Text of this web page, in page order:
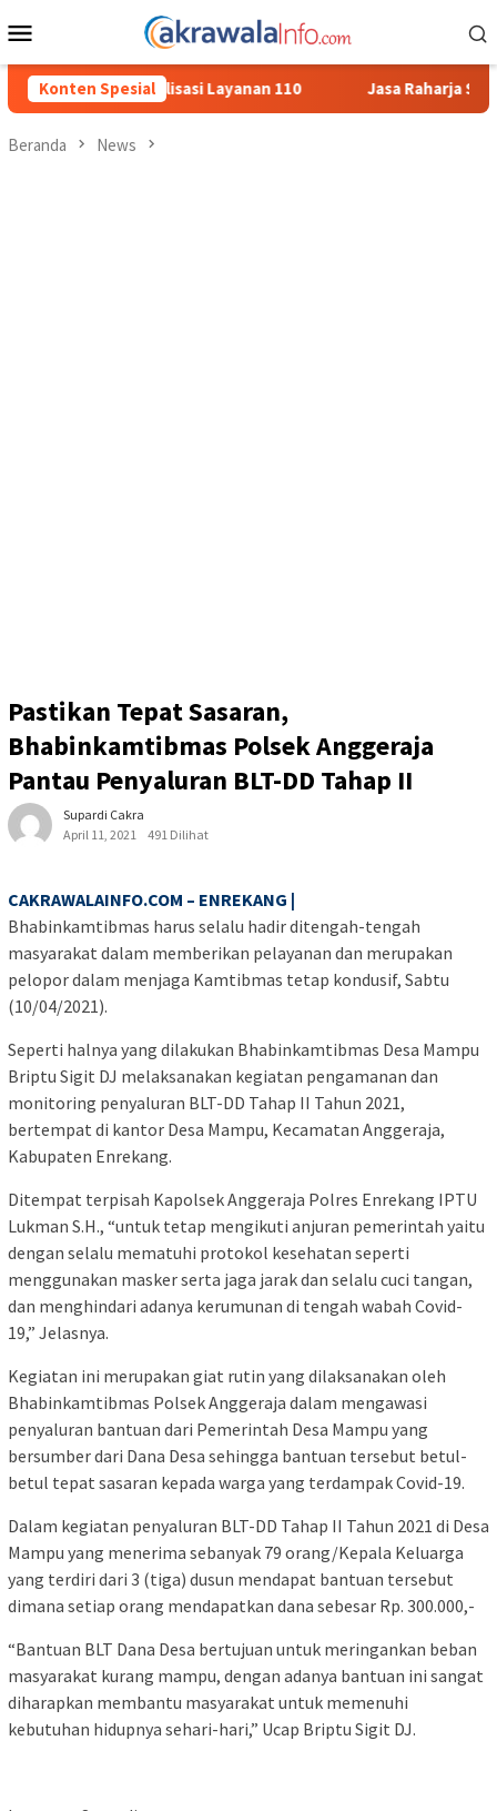
ke
Mobile
Konten Spesial
110 Jasa Raharja Serahkan Santunan kepada
Beranda News
Pastikan Tepat Sasaran,
Bhabinkamtibmas Polsek Anggeraja
Pantau Penyaluran BLT-DD Tahap II
Supardi Cakra
April 11, 2021
491 Dilihat
CAKRAWALAINFO.COM – ENREKANG |
Bhabinkamtibmas harus selalu hadir ditengah-tengah
masyarakat dalam memberikan pelayanan dan merupakan
pelopor dalam menjaga Kamtibmas tetap kondusif, Sabtu
(10/04/2021).
Seperti halnya yang dilakukan Bhabinkamtibmas Desa Mampu
Briptu Sigit DJ melaksanakan kegiatan pengamanan dan
monitoring penyaluran BLT-DD Tahap II Tahun 2021,
bertempat di kantor Desa Mampu, Kecamatan Anggeraja,
Kabupaten Enrekang.
Ditempat terpisah Kapolsek Anggeraja Polres Enrekang IPTU
Lukman S.H., “untuk tetap mengikuti anjuran pemerintah yaitu
dengan selalu mematuhi protokol kesehatan seperti
menggunakan masker serta jaga jarak dan selalu cuci tangan,
dan menghindari adanya kerumunan di tengah wabah Covid-
19,” Jelasnya.
Kegiatan ini merupakan giat rutin yang dilaksanakan oleh
Bhabinkamtibmas Polsek Anggeraja dalam mengawasi
penyaluran bantuan dari Pemerintah Desa Mampu yang
bersumber dari Dana Desa sehingga bantuan tersebut betul-
betul tepat sasaran kepada warga yang terdampak Covid-19.
Dalam kegiatan penyaluran BLT-DD Tahap II Tahun 2021 di Desa
Mampu yang menerima sebanyak 79 orang/Kepala Keluarga
yang terdiri dari 3 (tiga) dusun mendapat bantuan tersebut
dimana setiap orang mendapatkan dana sebesar Rp. 300.000,-
“Bantuan BLT Dana Desa bertujuan untuk meringankan beban
masyarakat kurang mampu, dengan adanya bantuan ini sangat
diharapkan membantu masyarakat untuk memenuhi
kebutuhan hidupnya sehari-hari,” Ucap Briptu Sigit DJ.